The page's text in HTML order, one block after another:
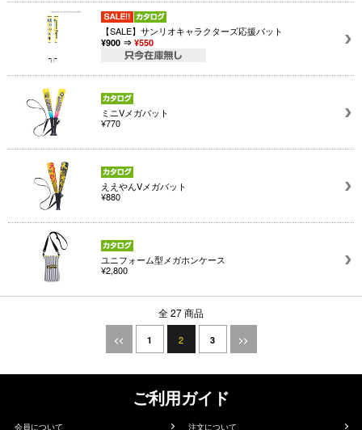
【SALE】サンリオキャラクターズ応援バット
¥900 ⇒ ¥550
ミニVメガバット
¥770
ええやんVメガバット
¥880
ユニフォーム型メガホンケース
¥2,800
全 27 商品
<< 1 2 3 >>
ご利用ガイド
会員について 注文について